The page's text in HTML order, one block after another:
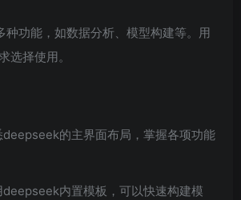
功能，如数据分析、模型构建等。用
选择使用。
deepseek的主界面布局，掌握各项功能
deepseek内置模板，可以快速构建模